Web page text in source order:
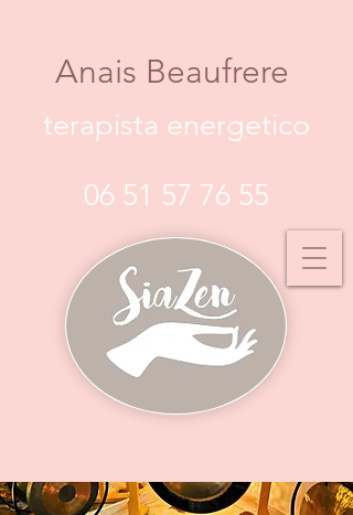
Anais Beaufrere
terapista energetico
06 51 57 76 55